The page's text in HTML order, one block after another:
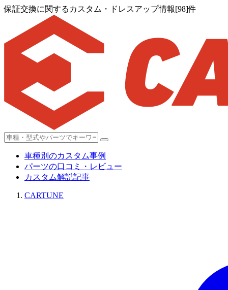
保証交換に関するカスタム・ドレスアップ情報[98]件
車種別のカスタム事例
パーツの口コミ・レビュー
カスタム解説記事
CARTUNE